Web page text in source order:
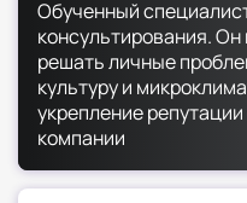
практики
Постоянное
Сложности:
Эмоциональное
конфликтами
Высокая
терапии
Обученный
консультирования.
решать личные
культуру и
укрепление
компании